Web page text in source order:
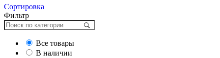
Сортировка
Фильтр
Все товары
В наличии